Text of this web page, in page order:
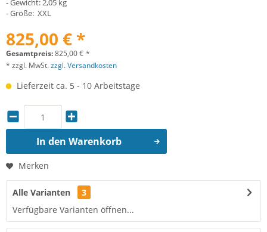
- Gewicht: 2,05 kg
- Größe: XXL
825,00 € *
Gesamtpreis:825,00€ *
* zzgl. MwSt.zzgl. Versandkosten
Lieferzeit ca. 5 - 10 Arbeitstage
In den Warenkorb
Merken
Alle Varianten
3
Verfügbare Varianten öffnen...